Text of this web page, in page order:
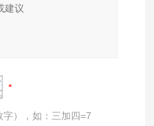
），如：三加四=7